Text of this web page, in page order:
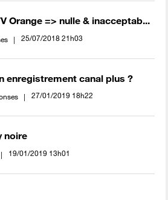
Orange => nulle & inacceptab...
‎25/07/2018 21h03
enregistrement canal plus ?
‎27/01/2019 18h22
noire
‎19/01/2019 13h01